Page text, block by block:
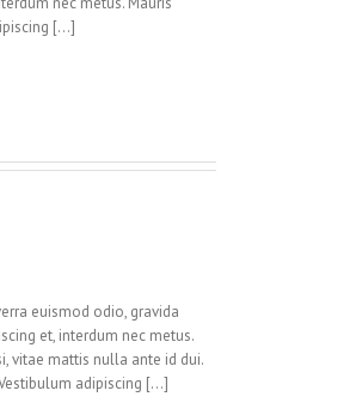
[…]
euismod odio, gravida
et, interdum nec metus.
vitae mattis nulla ante id dui.
adipiscing […]